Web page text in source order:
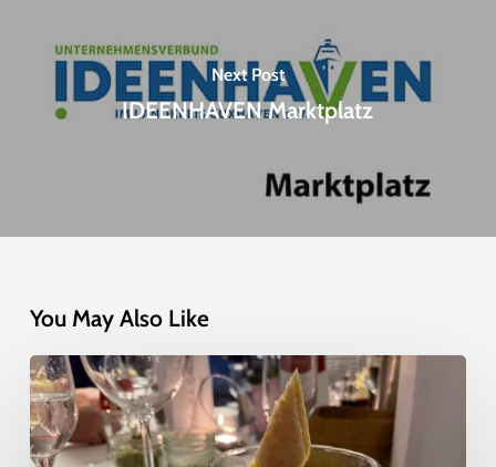
Next Post
IDEENHAVEN Marktplatz
You May Also Like
Rückblick
IDEENHAVEN-
Jahresauftakt